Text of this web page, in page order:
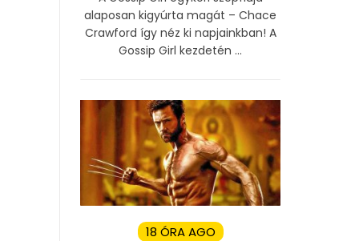
alaposan kigyúrta magát – Chace
Crawford így néz ki napjainkban! A
Gossip Girl kezdetén ...
18 ÓRA AGO